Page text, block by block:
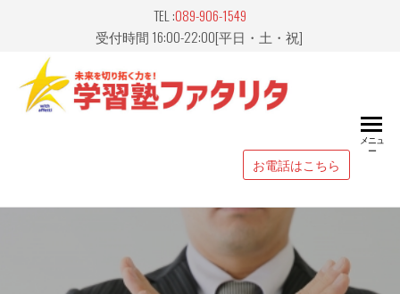
content
TEL :089-906-1549
受付時間 16:00-22:00[平日・土・祝]
山市
習塾
お電話はこちら
メニュ
ー